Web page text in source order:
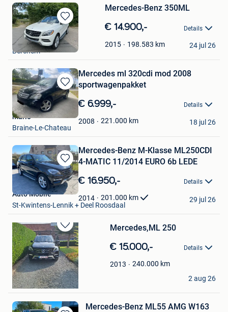
Bewaren
in
Mijn
Favorieten
Mercedes-Benz 350ML
€ 14.900,- Details
2015 198.583 km
johnny
Berchem
24 jul 26
Bewaren
in
Mijn
Favorieten
Mercedes ml 320cdi mod 2008
sportwagenpakket
€ 6.999,- Details
2008 221.000 km
mario
Braine-Le-Chateau
18 jul 26
Bewaren
in
Mijn
Favorieten
Mercedes-Benz M-Klasse ML250CDI
4-MATIC 11/2014 EURO 6b LEDE
€ 16.950,- Details
2014 201.000 km
Auto Mobile
St-Kwintens-Lennik + Deel Roosdaal
29 jul 26
Bewaren
in
Mijn
Favorieten
Mercedes,ML 250
€ 15.000,- Details
2013 240.000 km
Van Damme Luc
Meerbeke
2 aug 26
Mercedes-Benz ML55 AMG W163